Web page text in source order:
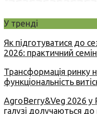
У тренді
Як підготуватися до
2026: практичний
Трансформація ринку
функціональність
AgroBerry&Veg 2026 у
галузі долучаються до